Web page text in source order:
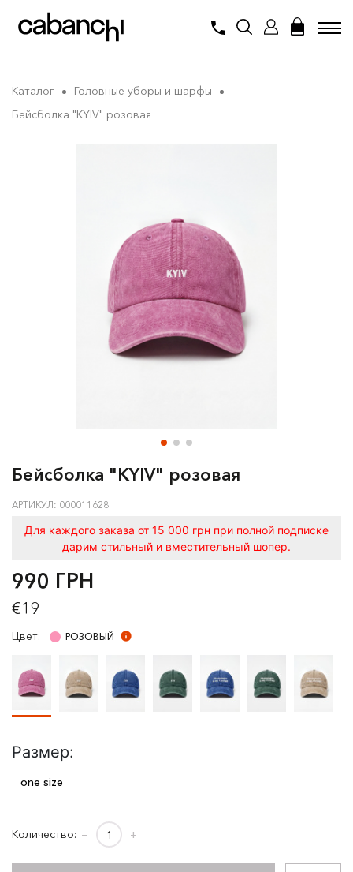
Каталог
Головные уборы и шарфы
Бейсболка "KYIV" розовая
Бейсболка "KYIV" розовая
АРТИКУЛ: 000011628
Для каждого заказа от 15 000 грн при полной подписке
дарим стильный и вместительный шопер.
990 ГРН
€19
Цвет: РОЗОВЫЙ
Размер:
one size
Количество: − +